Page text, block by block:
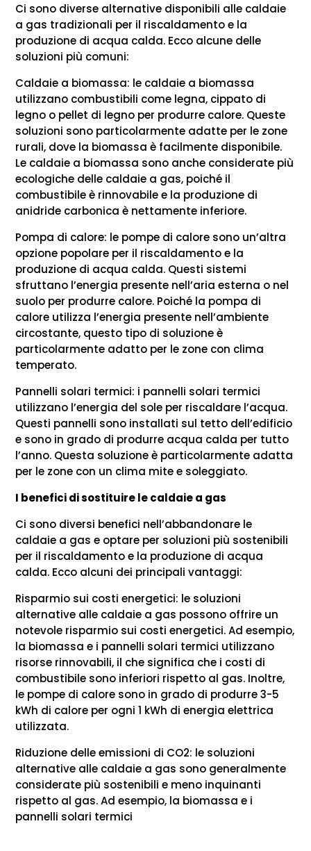
Ci sono diverse alternative disponibili alle caldaie
a gas tradizionali per il riscaldamento e la
produzione di acqua calda. Ecco alcune delle
soluzioni più comuni:
Caldaie a biomassa: le caldaie a biomassa
utilizzano combustibili come legna, cippato di
legno o pellet di legno per produrre calore. Queste
soluzioni sono particolarmente adatte per le zone
rurali, dove la biomassa è facilmente disponibile.
Le caldaie a biomassa sono anche considerate più
ecologiche delle caldaie a gas, poiché il
combustibile è rinnovabile e la produzione di
anidride carbonica è nettamente inferiore.
Pompa di calore: le pompe di calore sono un’altra
opzione popolare per il riscaldamento e la
produzione di acqua calda. Questi sistemi
sfruttano l’energia presente nell’aria esterna o nel
suolo per produrre calore. Poiché la pompa di
calore utilizza l’energia presente nell’ambiente
circostante, questo tipo di soluzione è
particolarmente adatto per le zone con clima
temperato.
Pannelli solari termici: i pannelli solari termici
utilizzano l’energia del sole per riscaldare l’acqua.
Questi pannelli sono installati sul tetto dell’edificio
e sono in grado di produrre acqua calda per tutto
l’anno. Questa soluzione è particolarmente adatta
per le zone con un clima mite e soleggiato.
I benefici di sostituire le caldaie a gas
Ci sono diversi benefici nell’abbandonare le
caldaie a gas e optare per soluzioni più sostenibili
per il riscaldamento e la produzione di acqua
calda. Ecco alcuni dei principali vantaggi:
Risparmio sui costi energetici: le soluzioni
alternative alle caldaie a gas possono offrire un
notevole risparmio sui costi energetici. Ad esempio,
la biomassa e i pannelli solari termici utilizzano
risorse rinnovabili, il che significa che i costi di
combustibile sono inferiori rispetto al gas. Inoltre,
le pompe di calore sono in grado di produrre 3-5
kWh di calore per ogni 1 kWh di energia elettrica
utilizzata.
Riduzione delle emissioni di CO2: le soluzioni
alternative alle caldaie a gas sono generalmente
considerate più sostenibili e meno inquinanti
rispetto al gas. Ad esempio, la biomassa e i
pannelli solari termici